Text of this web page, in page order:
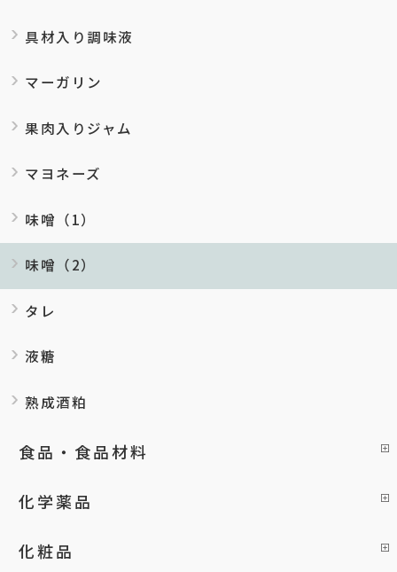
具材入り調味液
マーガリン
果肉入りジャム
マヨネーズ
味噌（1）
味噌（2）
タレ
液糖
熟成酒粕
食品・食品材料
化学薬品
化粧品